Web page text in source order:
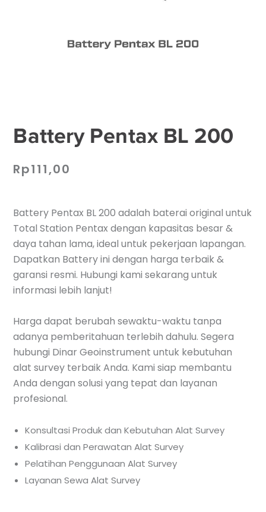
Battery Pentax BL 200
Rp111,00
Battery Pentax BL 200 adalah baterai original untuk
Total Station Pentax dengan kapasitas besar &
daya tahan lama, ideal untuk pekerjaan lapangan.
Dapatkan Battery ini dengan harga terbaik &
garansi resmi. Hubungi kami sekarang untuk
informasi lebih lanjut!
Harga dapat berubah sewaktu-waktu tanpa
adanya pemberitahuan terlebih dahulu. Segera
hubungi Dinar Geoinstrument untuk kebutuhan
alat survey terbaik Anda. Kami siap membantu
Anda dengan solusi yang tepat dan layanan
profesional.
Konsultasi Produk dan Kebutuhan Alat Survey
Kalibrasi dan Perawatan Alat Survey
Pelatihan Penggunaan Alat Survey
Layanan Sewa Alat Survey